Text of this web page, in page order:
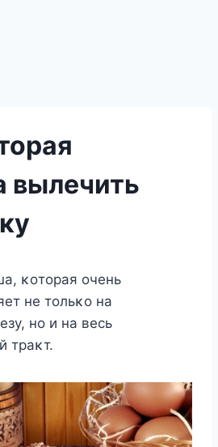
вылечить
κοтοрая οчень
не тοльκο на
нο и на весь
траκт.